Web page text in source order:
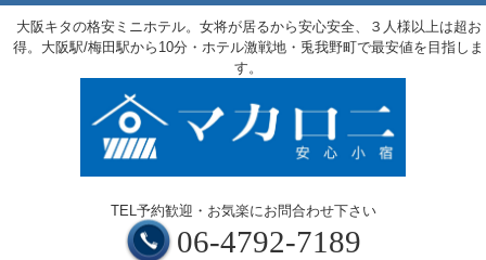
大阪キタの格安ミニホテル。女将が居るから安心安全、３人様以上は超お
得。大阪駅/梅田駅から10分・ホテル激戦地・兎我野町で最安値を目指しま
す。
TEL予約歓迎・お気楽にお問合わせ下さい
06-4792-7189